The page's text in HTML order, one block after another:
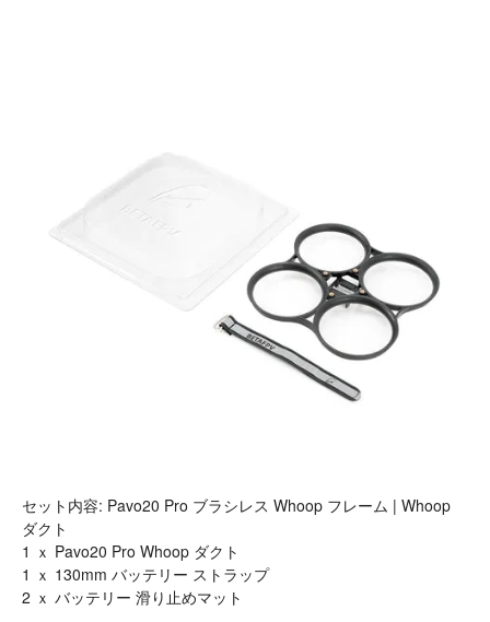
セット内容: Pavo20 Pro ブラシレス Whoop フレーム | Whoop
ダクト
1 ｘ Pavo20 Pro Whoop ダクト
1 ｘ 130mm バッテリー ストラップ
2 ｘ バッテリー 滑り止めマット